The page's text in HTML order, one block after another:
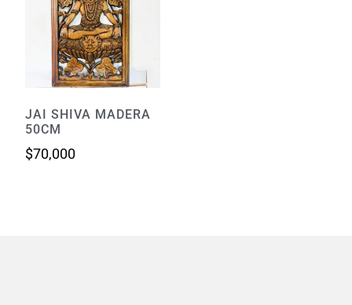
JAI SHIVA MADERA
50CM
$70,000